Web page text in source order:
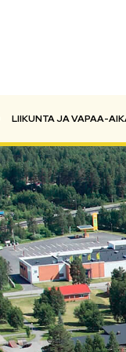
LIIKUNTA JA VAPAA-